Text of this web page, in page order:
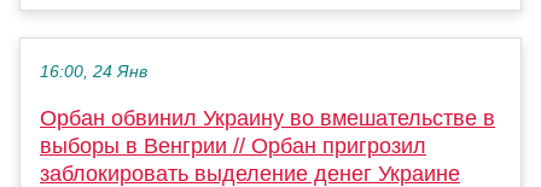
16:00, 24 Янв
Орбан обвинил Украину во вмешательстве в
выборы в Венгрии // Орбан пригрозил
заблокировать выделение денег Украине